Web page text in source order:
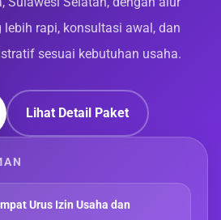
rapi, konsultasi awal, dan
sesuai kebutuhan usaha.
Lihat Detail Paket
Urus Izin Usaha dan